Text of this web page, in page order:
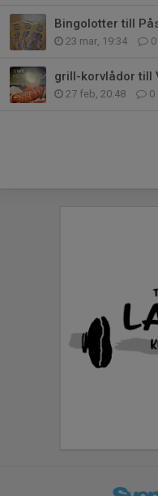
Bingolotter till
23 mar, 19:34 0
grill-korvlådor till
27 feb, 20:48 0